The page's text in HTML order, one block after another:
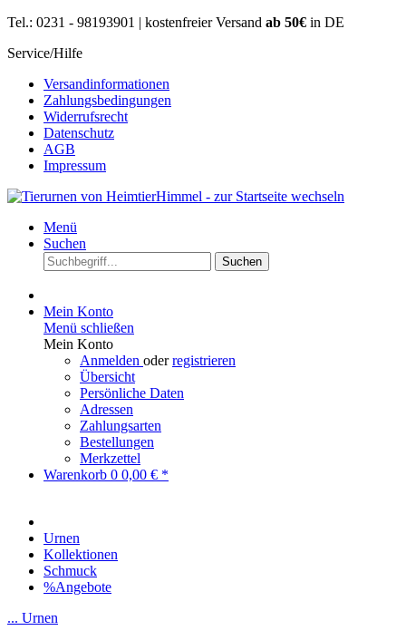
Tel.: 0231 - 98193901 | kostenfreier Versand ab 50€ in DE
Service/Hilfe
Versandinformationen
Zahlungsbedingungen
Widerrufsrecht
Datenschutz
AGB
Impressum
Menü
Suchen
Suchen
Mein Konto
Menü schließen
Mein Konto
Anmelden oderregistrieren
Übersicht
Persönliche Daten
Adressen
Zahlungsarten
Bestellungen
Merkzettel
Warenkorb 0 0,00 € *
Urnen
Kollektionen
Schmuck
%Angebote
... Urnen